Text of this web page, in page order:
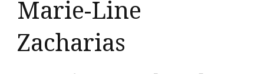
Marie-Line
Zacharias